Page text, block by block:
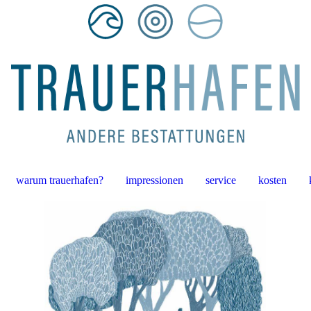
warum trauerhafen? impressionen service kosten